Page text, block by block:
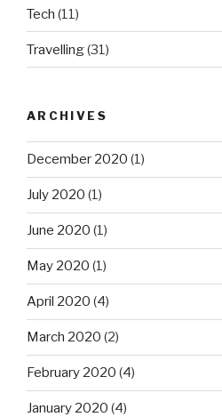
Tech (11)
Travelling(31)
ARCHIVES
December 2020 (1)
July 2020 (1)
June 2020 (1)
May 2020 (1)
April 2020 (4)
March 2020 (2)
February 2020 (4)
January 2020 (4)